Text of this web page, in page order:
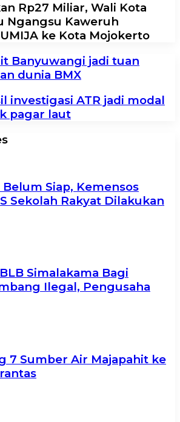
Rp27 Miliar, Wali Kota
Ngangsu Kaweruh
ke Kota Mojokerto
Banyuwangi jadi tuan
dunia BMX
investigasi ATR jadi modal
pagar laut
Belum Siap, Kemensos
Sekolah Rakyat Dilakukan
Simalakama Bagi
Ilegal, Pengusaha
7 Sumber Air Majapahit ke